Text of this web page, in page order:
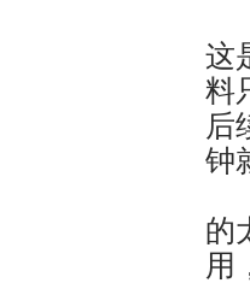
这
料
后
钟
的
用